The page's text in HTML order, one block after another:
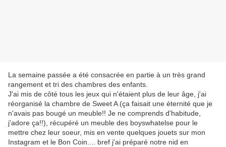
La semaine passée a été consacrée en partie à un très grand
rangement et tri des chambres des enfants.
J'ai mis de côté tous les jeux qui n'étaient plus de leur âge, j'ai
réorganisé la chambre de Sweet A (ça faisait une éternité que je
n'avais pas bougé un meuble!! Je ne comprends d'habitude,
j'adore ça!!), récupéré un meuble des boyswhatelse pour le
mettre chez leur soeur, mis en vente quelques jouets sur mon
Instagram et le Bon Coin.... bref j'ai préparé notre nid en